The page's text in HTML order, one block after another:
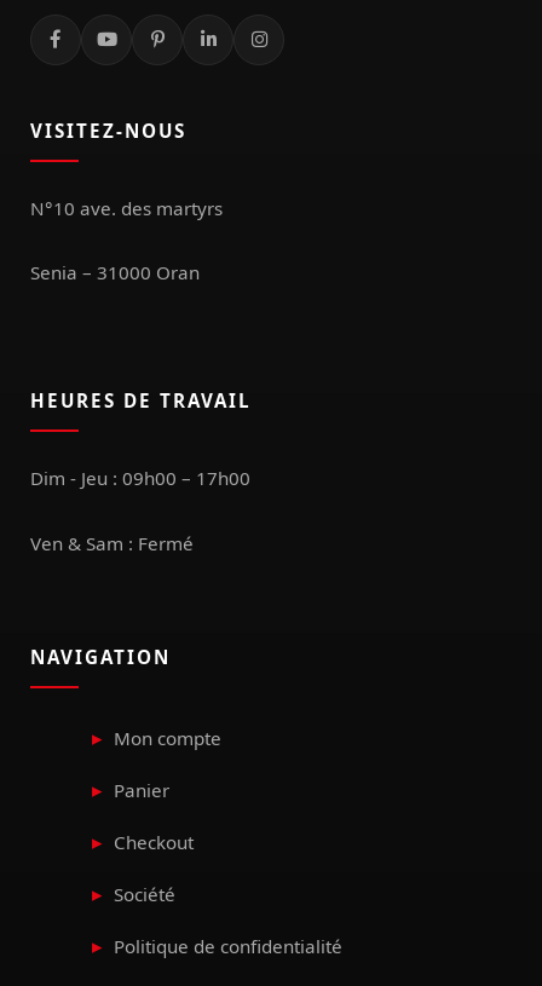
VISITEZ-NOUS
N°10 ave. des martyrs
Senia – 31000 Oran
HEURES DE TRAVAIL
Dim - Jeu : 09h00 – 17h00
Ven & Sam : Fermé
NAVIGATION
Mon compte
Panier
Checkout
Société
Politique de confidentialité